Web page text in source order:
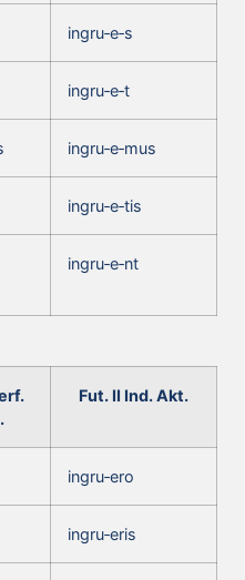
ingru‑e‑s
ingru‑e‑t
ingru‑e‑mus
ingru‑e‑tis
ingru‑e‑nt
Fut. II Ind. Akt.
ingru‑ero
ingru‑eris